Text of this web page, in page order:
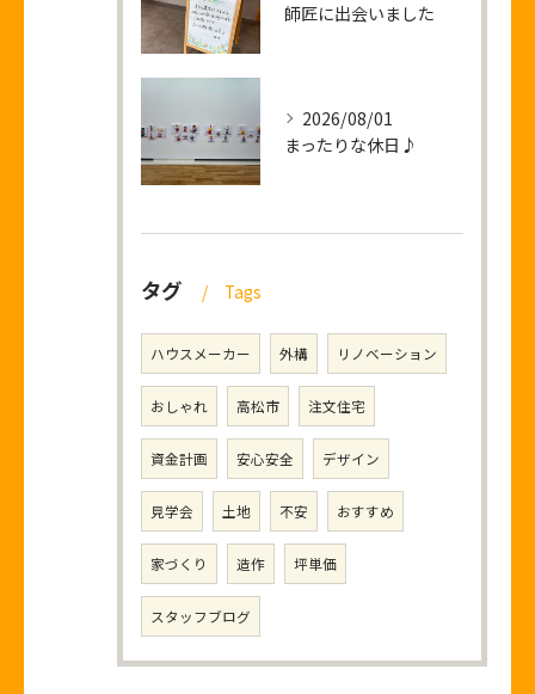
師匠に出会いました
2026/08/01
まったりな休日♪
タグ Tags
ハウスメーカー 外構 リノベーション
おしゃれ 高松市 注文住宅
資金計画 安心安全 デザイン
見学会 土地 不安 おすすめ
家づくり 造作 坪単価
スタッフブログ